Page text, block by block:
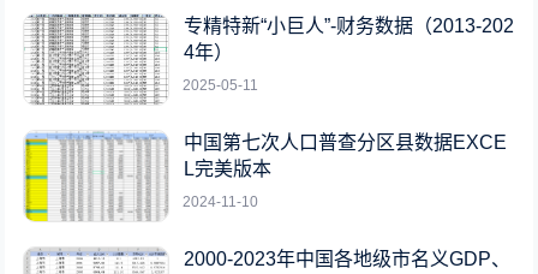
专精特新“小巨人”-财务数据（2013-202
4年）
2025-05-11
中国第七次人口普查分区县数据EXCE
L完美版本
2024-11-10
2000-2023年中国各地级市名义GDP、